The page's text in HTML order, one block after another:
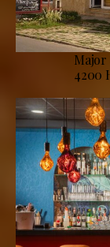
4200